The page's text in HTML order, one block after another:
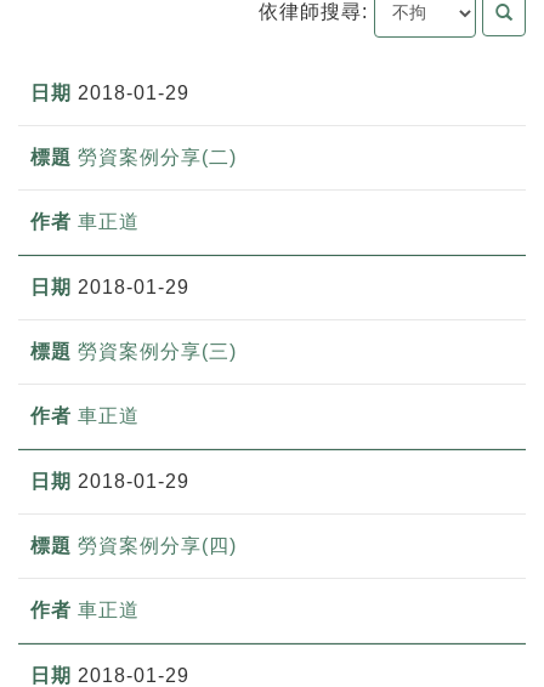
依律師搜尋:
2018-01-29
勞資案例分享(二)
車正道
2018-01-29
勞資案例分享(三)
車正道
2018-01-29
勞資案例分享(四)
車正道
2018-01-29